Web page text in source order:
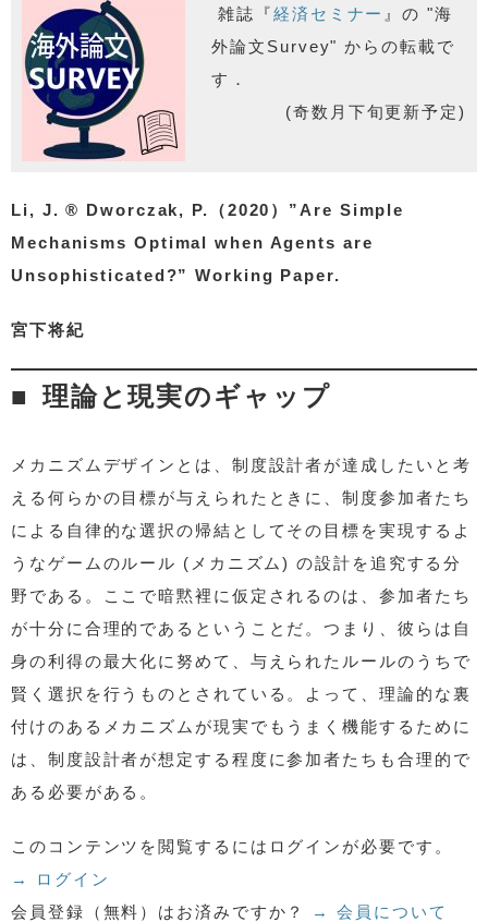
雑誌『経済セミナー 』の "海
外論文Survey" からの転載で
す．
(奇数月下旬更新予定)
Li, J. ® Dworczak, P.（2020）”Are Simple
Mechanisms Optimal when Agents are
Unsophisticated?” Working Paper.
宮下将紀
理論と現実のギャップ
メカニズムデザインとは、制度設計者が達成したいと考
える何らかの目標が与えられたときに、制度参加者たち
による自律的な選択の帰結としてその目標を実現するよ
うなゲームのルール (メカニズム) の設計を追究する分
野である。ここで暗黙裡に仮定されるのは、参加者たち
が十分に合理的であるということだ。つまり、彼らは自
身の利得の最大化に努めて、与えられたルールのうちで
賢く選択を行うものとされている。よって、理論的な裏
付けのあるメカニズムが現実でもうまく機能するために
は、制度設計者が想定する程度に参加者たちも合理的で
ある必要がある。
このコンテンツを閲覧するにはログインが必要です。
→ ログイン
会員登録（無料）はお済みですか？
→ 会員について